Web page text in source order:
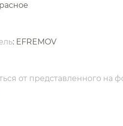
: EFREMOV
от представленного на